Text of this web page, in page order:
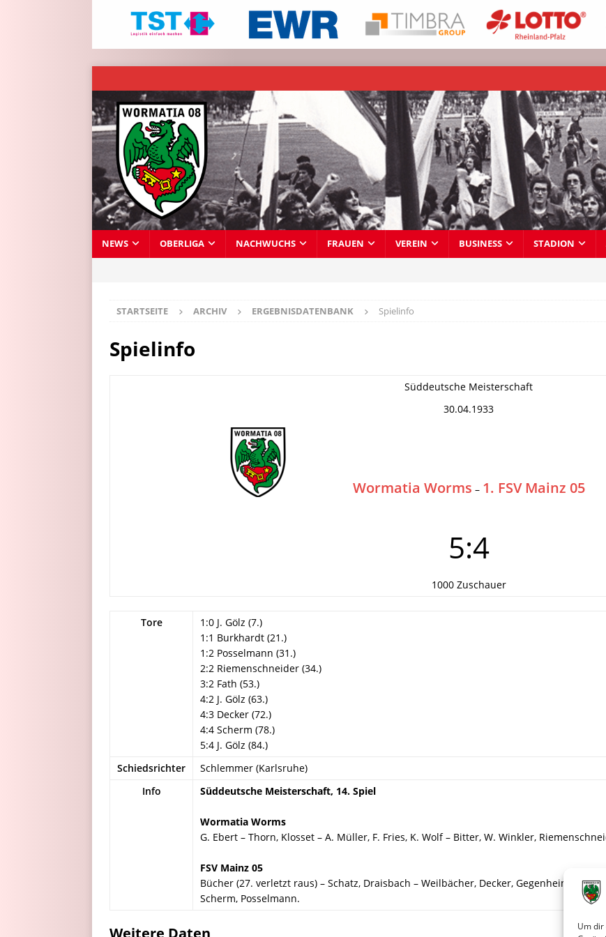
Um dir
NEWS OBERLIGA NACHWUCHS FRAUEN VEREIN BUSINESS STADION
STARTSEITE ARCHIV ERGEBNISDATENBANK Spielinfo
Spielinfo
Süddeutsche Meisterschaft
30.04.1933
Wormatia Worms – 1. FSV Mainz 05
5:4
1000 Zuschauer
Tore
1:0 J. Gölz (7.)
1:1 Burkhardt (21.)
1:2 Posselmann (31.)
2:2 Riemenschneider (34.)
3:2 Fath (53.)
4:2 J. Gölz (63.)
4:3 Decker (72.)
4:4 Scherm (78.)
5:4 J. Gölz (84.)
Schiedsrichter
Schlemmer (Karlsruhe)
Info
Süddeutsche Meisterschaft, 14. Spiel
Wormatia Worms
G. Ebert – Thorn, Klosset – A. Müller, F. Fries, K. Wolf – Bitter, W. Winkler,
FSV Mainz 05
Bücher (27. verletzt raus) – Schatz, Draisbach – Weilbächer, Decker, Gegenheimer –
Scherm, Posselmann.
Weitere Daten